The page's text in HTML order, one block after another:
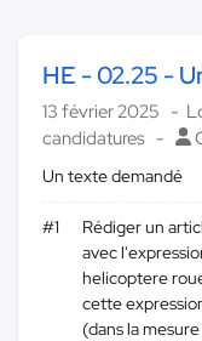
HE - 02.25 -
13 février 2025
candidatures
Un texte demandé
#1
Rédiger un
avec
helicoptere
cette
(dans la